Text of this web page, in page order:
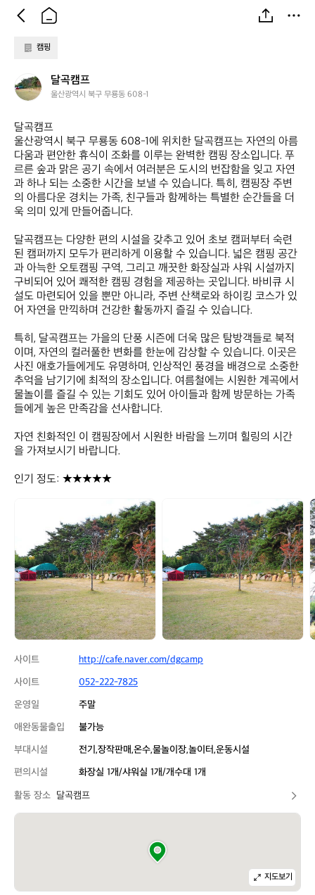
캠핑
달
곡
프
달곡캠프
울산광역시 북구 무룡동 608-1
달곡캠프
울산광역시 북구 무룡동 608-1에 위치한 달곡캠프는 자연의 아름
다움과 편안한 휴식이 조화를 이루는 완벽한 캠핑 장소입니다. 푸
르른 숲과 맑은 공기 속에서 여러분은 도시의 번잡함을 잊고 자연
과 하나 되는 소중한 시간을 보낼 수 있습니다. 특히, 캠핑장 주변
의 아름다운 경치는 가족, 친구들과 함께하는 특별한 순간들을 더
욱 의미 있게 만들어줍니다.
달곡캠프는 다양한 편의 시설을 갖추고 있어 초보 캠퍼부터 숙련
된 캠퍼까지 모두가 편리하게 이용할 수 있습니다. 넓은 캠핑 공간
과 아늑한 오토캠핑 구역, 그리고 깨끗한 화장실과 샤워 시설까지
구비되어 있어 쾌적한 캠핑 경험을 제공하는 곳입니다. 바비큐 시
설도 마련되어 있을 뿐만 아니라, 주변 산책로와 하이킹 코스가 있
어 자연을 만끽하며 건강한 활동까지 즐길 수 있습니다.
특히, 달곡캠프는 가을의 단풍 시즌에 더욱 많은 탐방객들로 북적
이며, 자연의 컬러풀한 변화를 한눈에 감상할 수 있습니다. 이곳은
사진 애호가들에게도 유명하며, 인상적인 풍경을 배경으로 소중한
추억을 남기기에 최적의 장소입니다. 여름철에는 시원한 계곡에서
물놀이를 즐길 수 있는 기회도 있어 아이들과 함께 방문하는 가족
들에게 높은 만족감을 선사합니다.
자연 친화적인 이 캠핑장에서 시원한 바람을 느끼며 힐링의 시간
을 가져보시기 바랍니다.
인기 정도: ★★★★★
사이트
http://cafe.naver.com/dgcamp
사이트
052-222-7825
운영일
주말
애완동물출입
불가능
부대시설
전기,장작판매,온수,물놀이장,놀이터,운동시설
편의시설
화장실 1개/샤워실 1개/개수대 1개
활동 장소 달곡캠프
지도보기